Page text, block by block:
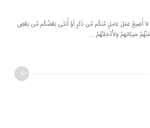
أَنِّی لاَ أُضِیعُ عَمَلَ عَامِلٍ مِّنكُم مِّن ذَكَرٍ أَوْ أُنثَى بَعْضُكُم مِّن بَعْضٍ
سَیئَاتِهِمْ وَلأُدْخِلَنَّهُمْ ...